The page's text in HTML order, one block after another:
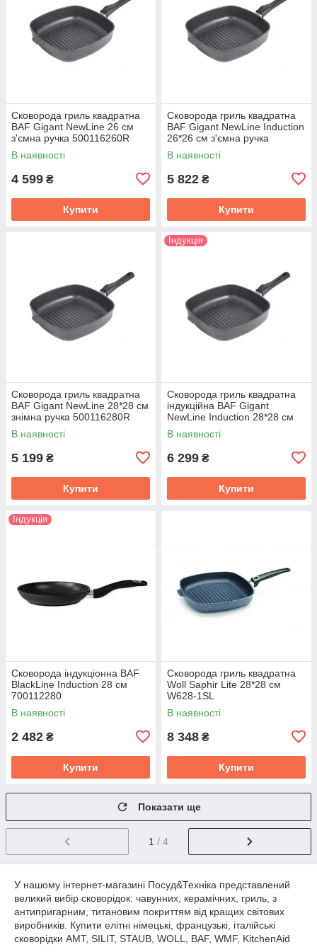
Сковорода гриль квадратна
BAF Gigant NewLine 26 см
з'ємна ручка 500116260R
В наявності
4 599 ₴
Купити
Сковорода гриль квадратна
BAF Gigant NewLine Induсtion
26*26 см з'ємна ручка
500116260-IR
В наявності
5 822 ₴
Купити
Сковорода гриль квадратна
BAF Gigant NewLine 28*28 см
знімна ручка 500116280R
В наявності
5 199 ₴
Купити
Індукція
Сковорода гриль квадратна
індукційна BAF Gigant
NewLine Induсtion 28*28 см
з'ємна ручка 500116280-IR
В наявності
6 299 ₴
Купити
Індукція
Сковорода індукціонна BAF
BlackLine Induction 28 см
700112280
В наявності
2 482 ₴
Купити
Сковорода гриль квадратна
Woll Saphir Lite 28*28 см
W628-1SL
В наявності
8 348 ₴
Купити
Показати ще
1 / 4
У нашому інтернет-магазині Посуд&Техніка представлений
великий вибір сковорідок: чавунних, керамічних, гриль, з
антипригарним, титановим покриттям від кращих світових
виробників. Купити елітні німецькі, французькі, італійські
сковорідки AMT, SILIT, STAUB, WOLL, BAF, WMF, KitchenAid